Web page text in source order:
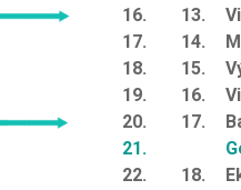
16.
17.
18.
19.
20.
21.
22.
13.
14.
15.
16.
17.
18.